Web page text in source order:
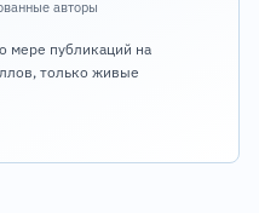
авторы
мере публикаций на
только живые